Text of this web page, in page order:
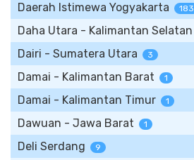
Daerah Istimewa Yogyakarta 183
Daha Utara - Kalimantan Selatan
Dairi - Sumatera Utara 3
Damai - Kalimantan Barat 1
Damai - Kalimantan Timur 1
Dawuan - Jawa Barat 1
Deli Serdang 9